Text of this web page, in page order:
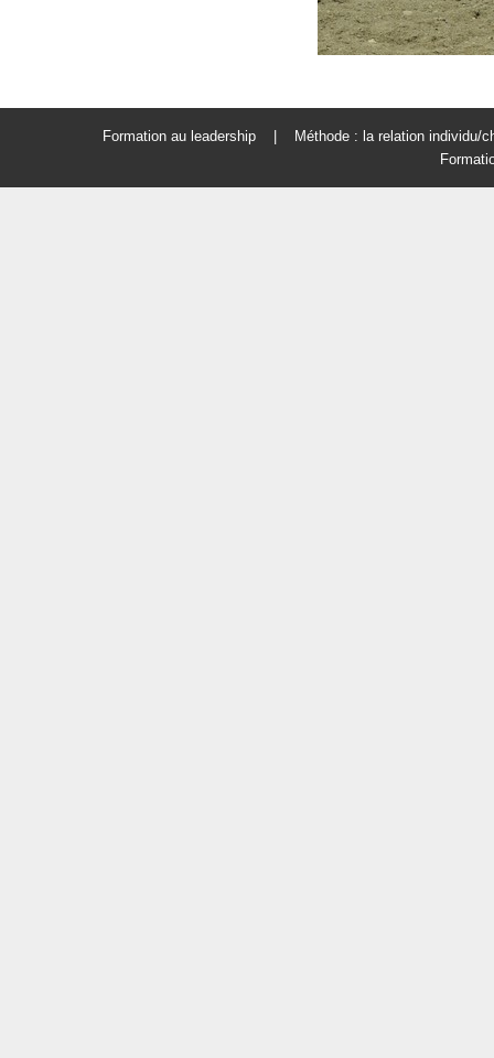
Formation au leadership | Méthode : la relation individu/